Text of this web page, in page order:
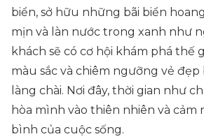
biển, sở hữu những bãi biển
mịn và làn nước trong xanh như
khách sẽ có cơ hội khám phá thế
màu sắc và chiêm ngưỡng vẻ
làng chài. Nơi đây, thời gian như
hòa mình vào thiên nhiên và cảm
bình của cuộc sống.